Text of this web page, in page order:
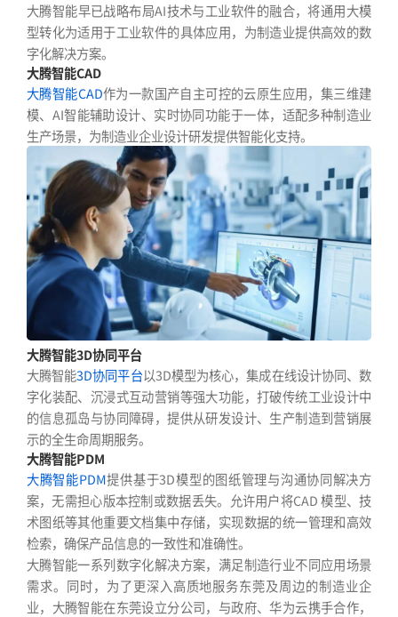
大腾智能早已战略布局AI技术与工业软件的融合，将通用大模
型转化为适用于工业软件的具体应用，为制造业提供高效的数
字化解决方案。
大腾智能CAD
大腾智能CAD作为一款国产自主可控的云原生应用，集三维建
模、AI智能辅助设计、实时协同功能于一体，适配多种制造业
生产场景，为制造业企业设计研发提供智能化支持。
大腾智能3D协同平台
大腾智能3D协同平台以3D模型为核心，集成在线设计协同、数
字化装配、沉浸式互动营销等强大功能，打破传统工业设计中
的信息孤岛与协同障碍，提供从研发设计、生产制造到营销展
示的全生命周期服务。
大腾智能PDM
大腾智能PDM提供基于3D模型的图纸管理与沟通协同解决方
案，无需担心版本控制或数据丢失。允许用户将CAD 模型、技
术图纸等其他重要文档集中存储，实现数据的统一管理和高效
检索，确保产品信息的一致性和准确性。
大腾智能一系列数字化解决方案，满足制造行业不同应用场景
需求。同时，为了更深入高质地服务东莞及周边的制造业企
业，大腾智能在东莞设立分公司，与政府、华为云携手合作，